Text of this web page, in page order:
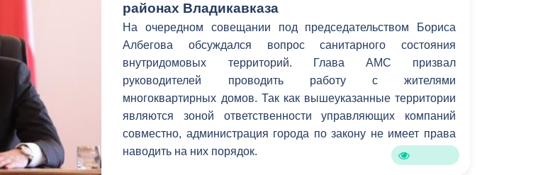
районах Владикавказа
На очередном совещании под председательством Бориса
Албегова обсуждался вопрос санитарного состояния
внутридомовых территорий. Глава АМС призвал
руководителей проводить работу с жителями
многоквартирных домов. Так как вышеуказанные территории
являются зоной ответственности управляющих компаний
совместно, администрация города по закону не имеет права
наводить на них порядок.